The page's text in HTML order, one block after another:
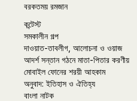
বরকতময় রমজান
কন্টেস্ট
সমকালীন গল্প
দাওয়াত-তাবলীগ, আলোচনা ও ওয়াজ
আদর্শ সন্তান গঠনে মাতা-পিতার করণীয়
মোবাইল ফোনের শরয়ী আহকাম
অনুবাদ: ইতিহাস ও ঐতিহ্য
বাংলা নাটক